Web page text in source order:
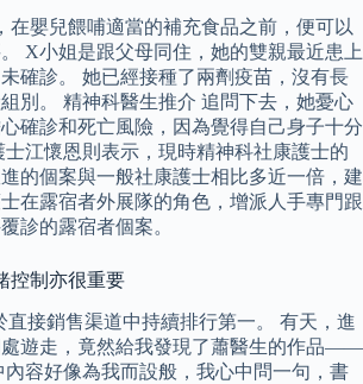
在嬰兒餵哺適當的補充食品之前，便可以
X小姐是跟父母同住，她的雙親最近患上
確診。 她已經接種了兩劑疫苗，沒有長
別。 精神科醫生推介 追問下去，她憂心
確診和死亡風險，因為覺得自己身子十分
江懷恩則表示，現時精神科社康護士的
的個案與一般社康護士相比多近一倍，建
在露宿者外展隊的角色，增派人手專門跟
診的露宿者個案。
控制亦很重要
直接銷售渠道中持續排行第一。 有天，進
處遊走，竟然給我發現了蕭醫生的作品——
內容好像為我而設般，我心中問一句，書